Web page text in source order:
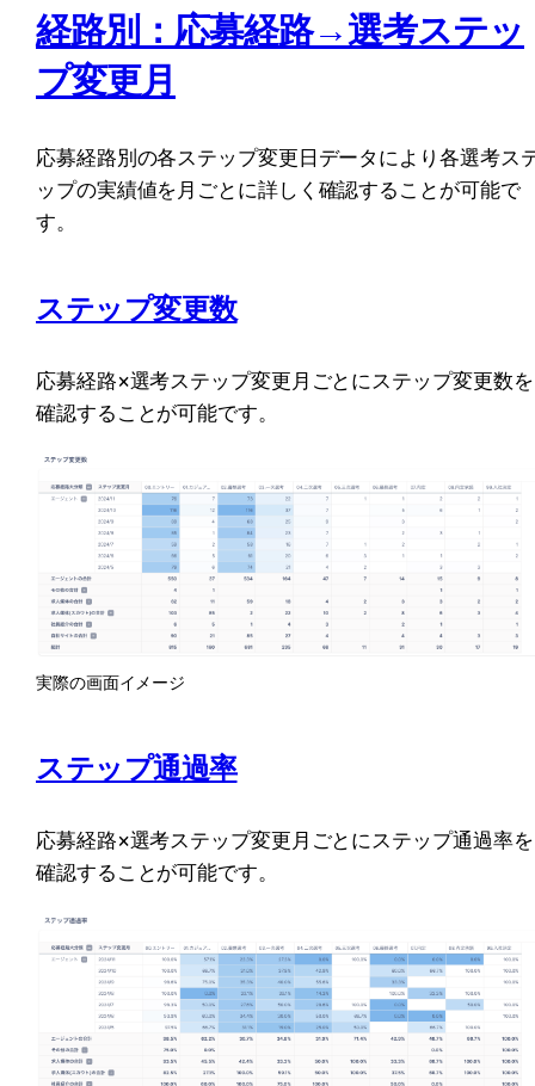
経路別：応募経路→選考ステッ
プ変更月
応募経路別の各ステップ変更日データにより各選考ス
ップの実績値を月ごとに詳しく確認することが可能で
す。
ステップ変更数
応募経路×選考ステップ変更月ごとにステップ変更数を
確認することが可能です。
実際の画面イメージ
ステップ通過率
応募経路×選考ステップ変更月ごとにステップ通過率を
確認することが可能です。